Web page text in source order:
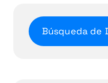
Búsqueda de